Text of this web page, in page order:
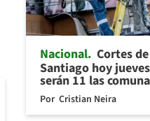
Nacional Cortes
Santiago hoy
serán 11 las
Por Cristian Neira